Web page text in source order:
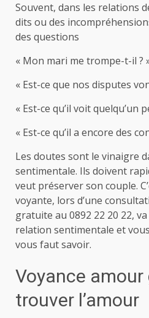
Souvent, dans les relations
dits ou des
des questions
« Mon mari me trompe-t-il ?
« Est-ce que nos disputes
« Est-ce qu’il voit quelqu’un
« Est-ce qu’il a encore des
Les doutes sont le vinaigre
sentimentale. Ils doivent
veut préserver son couple.
voyante, lors d’une
gratuite au 0892 22 20 22,
relation sentimentale et
vous faut savoir.
Voyance
trouver l’amour